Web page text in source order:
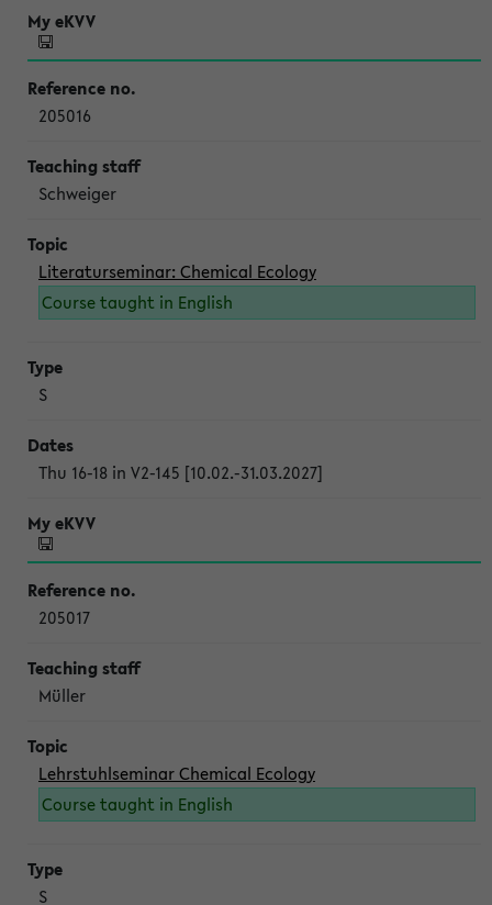
205016
Schweiger
Literaturseminar: Chemical Ecology
Course taught in English
S
Thu 16-18 in V2-145 [10.02.-31.03.2027]
205017
Müller
Lehrstuhlseminar Chemical Ecology
Course taught in English
S